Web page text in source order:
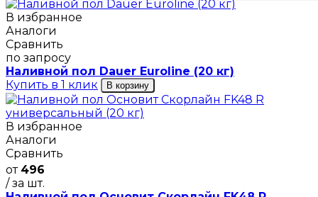
В избранное
Аналоги
Сравнить
по запросу
Наливной пол Dauer Euroline (20 кг)
Купить в 1 клик
В корзину
В избранное
Аналоги
Сравнить
от 496
/ за шт.